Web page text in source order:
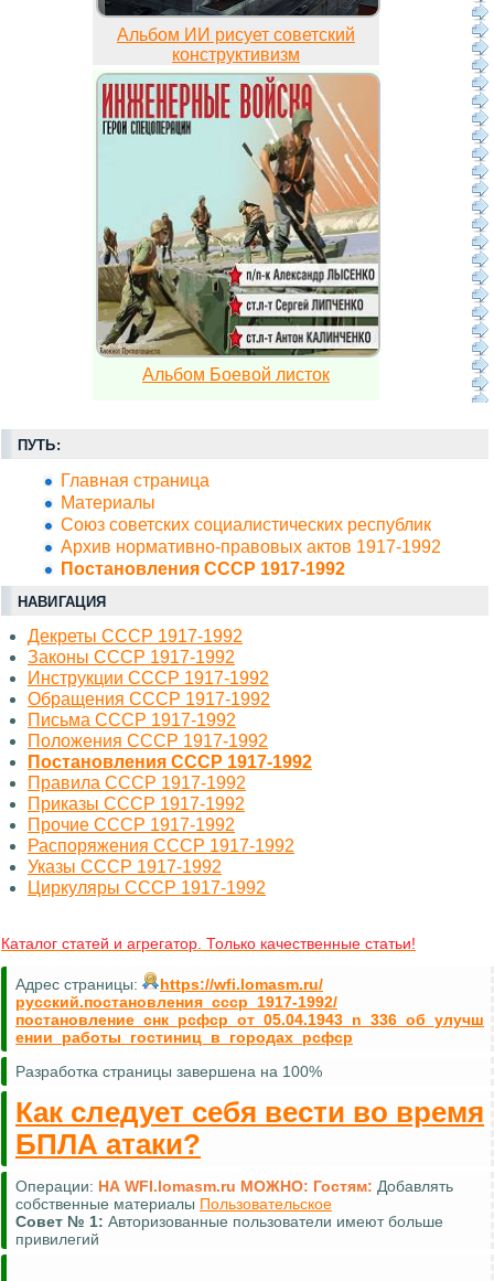
Альбом ИИ рисует советский
конструктивизм
Альбом Боевой листок
ПУТЬ:
Главная страница
Материалы
Союз советских социалистических республик
Архив нормативно-правовых актов 1917-1992
Постановления СССР 1917-1992
НАВИГАЦИЯ
Декреты СССР 1917-1992
Законы СССР 1917-1992
Инструкции СССР 1917-1992
Обращения СССР 1917-1992
Письма СССР 1917-1992
Положения СССР 1917-1992
Постановления СССР 1917-1992
Правила СССР 1917-1992
Приказы СССР 1917-1992
Прочие СССР 1917-1992
Распоряжения СССР 1917-1992
Указы СССР 1917-1992
Циркуляры СССР 1917-1992
Каталог статей и агрегатор. Только качественные статьи!
Адрес страницы:
https://wfi.lomasm.ru/
русский.постановления_ссср_1917-1992/
постановление_снк_рсфср_от_05.04.1943_n_336_об_улучш
ении_работы_гостиниц_в_городах_рсфср
Разработка страницы завершена на 100%
Как следует себя вести во время
БПЛА атаки?
Операции: НА WFI.lomasm.ru МОЖНО: Гостям: Добавлять
собственные материалы Пользовательское
Совет № 1: Авторизованные пользователи имеют больше
привилегий